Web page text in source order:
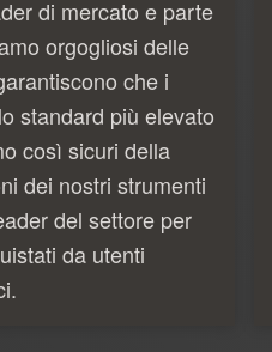
di mercato e parte
orgogliosi delle
che i
standard più elevato
così sicuri della
dei nostri strumenti
del settore per
da utenti